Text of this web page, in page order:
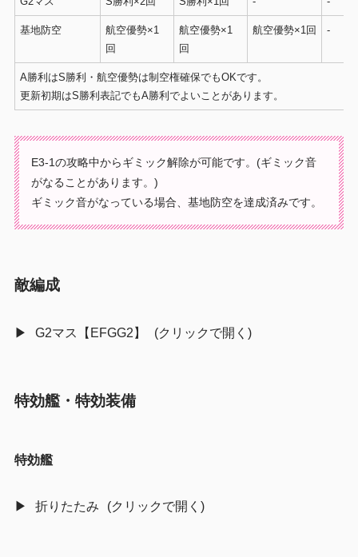
基地防空
航空優勢×1
回
航空優勢×1
回
航空優勢×1回 -
A勝利はS勝利・航空優勢は制空権確保でもOKです。
更新初期はS勝利表記でもA勝利でよいことがあります。
E3-1の攻略中からギミック解除が可能です。(ギミック音
がなることがあります。)
ギミック音がなっている場合、基地防空を達成済みです。
敵編成
G2マス【EFGG2】
特効艦・特効装備
特効艦
折りたたみ